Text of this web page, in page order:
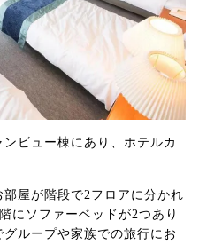
ビュー棟にあり、ホテルカ
屋が階段で2フロアに分かれ
にソファーベッドが2つあり
ループや家族での旅行にお